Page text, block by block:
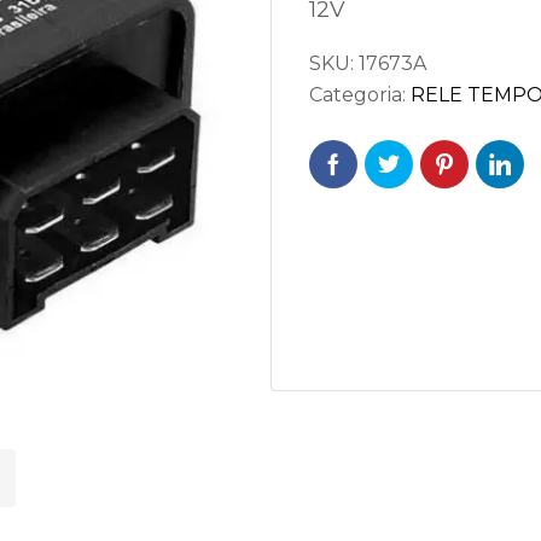
12V
SKU: 17673A
Categoria: RELE